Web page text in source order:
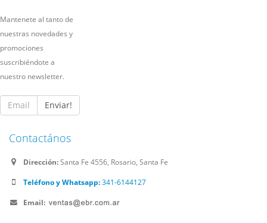
Mantenete al tanto de
nuestras novedades y
promociones
suscribiéndote a
nuestro newsletter.
Enviar!
Contactános
Dirección:Santa Fe 4556, Rosario, Santa Fe
Teléfono y Whatsapp:341-6144127
Email: